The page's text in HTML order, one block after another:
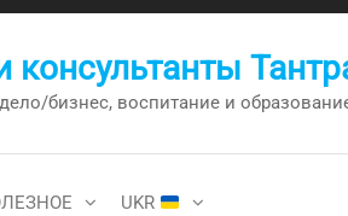
бизнес, воспитание и
UKR